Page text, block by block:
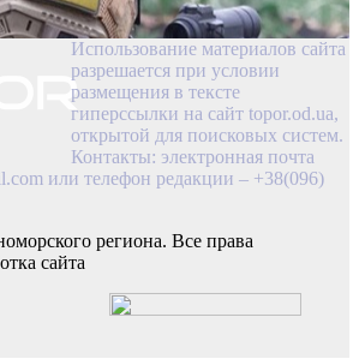
Использование материалов сайта
разрешается при условии
размещения в тексте
гиперссылки на сайт topor.od.ua,
открытой для поисковых систем.
Контакты: электронная почта
или телефон редакции – +38(096)
региона. Все права
сайта